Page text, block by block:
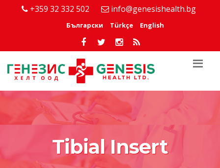
+359 32 332 502 info@genesishealth.bg
Български Türkçe English
Tibial Insert